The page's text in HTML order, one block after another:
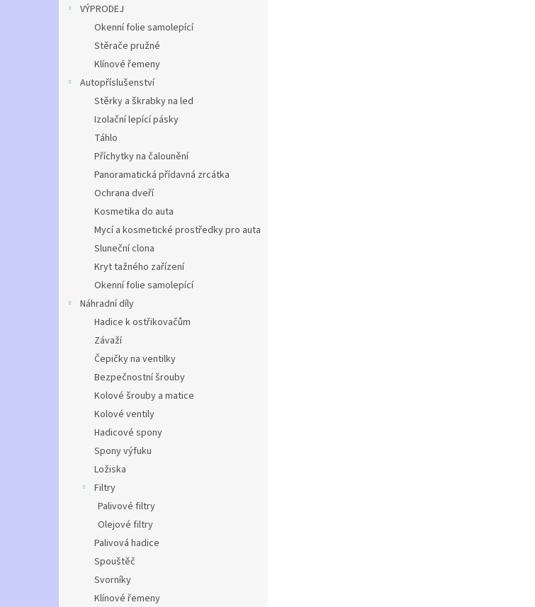
VÝPRODEJ
Okenní folie samolepící
Stěrače pružné
Klínové řemeny
Autopříslušenství
Stěrky a škrabky na led
Izolační lepící pásky
Táhlo
Příchytky na čalounění
Panoramatická přídavná zrcátka
Ochrana dveří
Kosmetika do auta
Mycí a kosmetické prostředky pro auta
Sluneční clona
Kryt tažného zařízení
Okenní folie samolepící
Náhradní díly
Hadice k ostřikovačům
Závaží
Čepičky na ventilky
Bezpečnostní šrouby
Kolové šrouby a matice
Kolové ventily
Hadicové spony
Spony výfuku
Ložiska
Filtry
Palivové filtry
Olejové filtry
Palivová hadice
Spouštěč
Svorníky
Klínové řemeny